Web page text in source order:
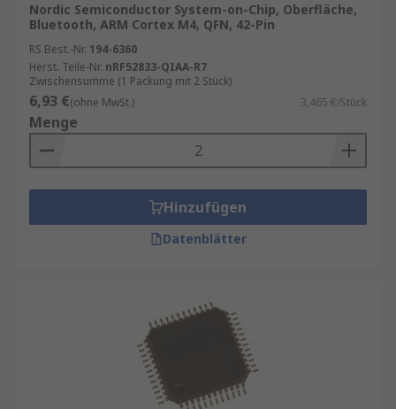
Nordic Semiconductor System-on-Chip, Oberfläche,
Bluetooth, ARM Cortex M4, QFN, 42-Pin
RS Best.-Nr. 194-6360
Herst. Teile-Nr. nRF52833-QIAA-R7
Zwischensumme (1 Packung mit 2 Stück)
6,93 €(ohne MwSt.) 3,465 €/Stück
Menge
Hinzufügen
Datenblätter